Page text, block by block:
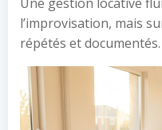
l’improvisation, mais
répétés et